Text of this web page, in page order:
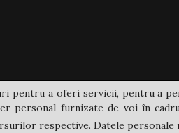
pentru a oferi servicii, pentru a
personal furnizate de voi în
respective. Datele